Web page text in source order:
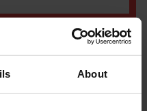
About